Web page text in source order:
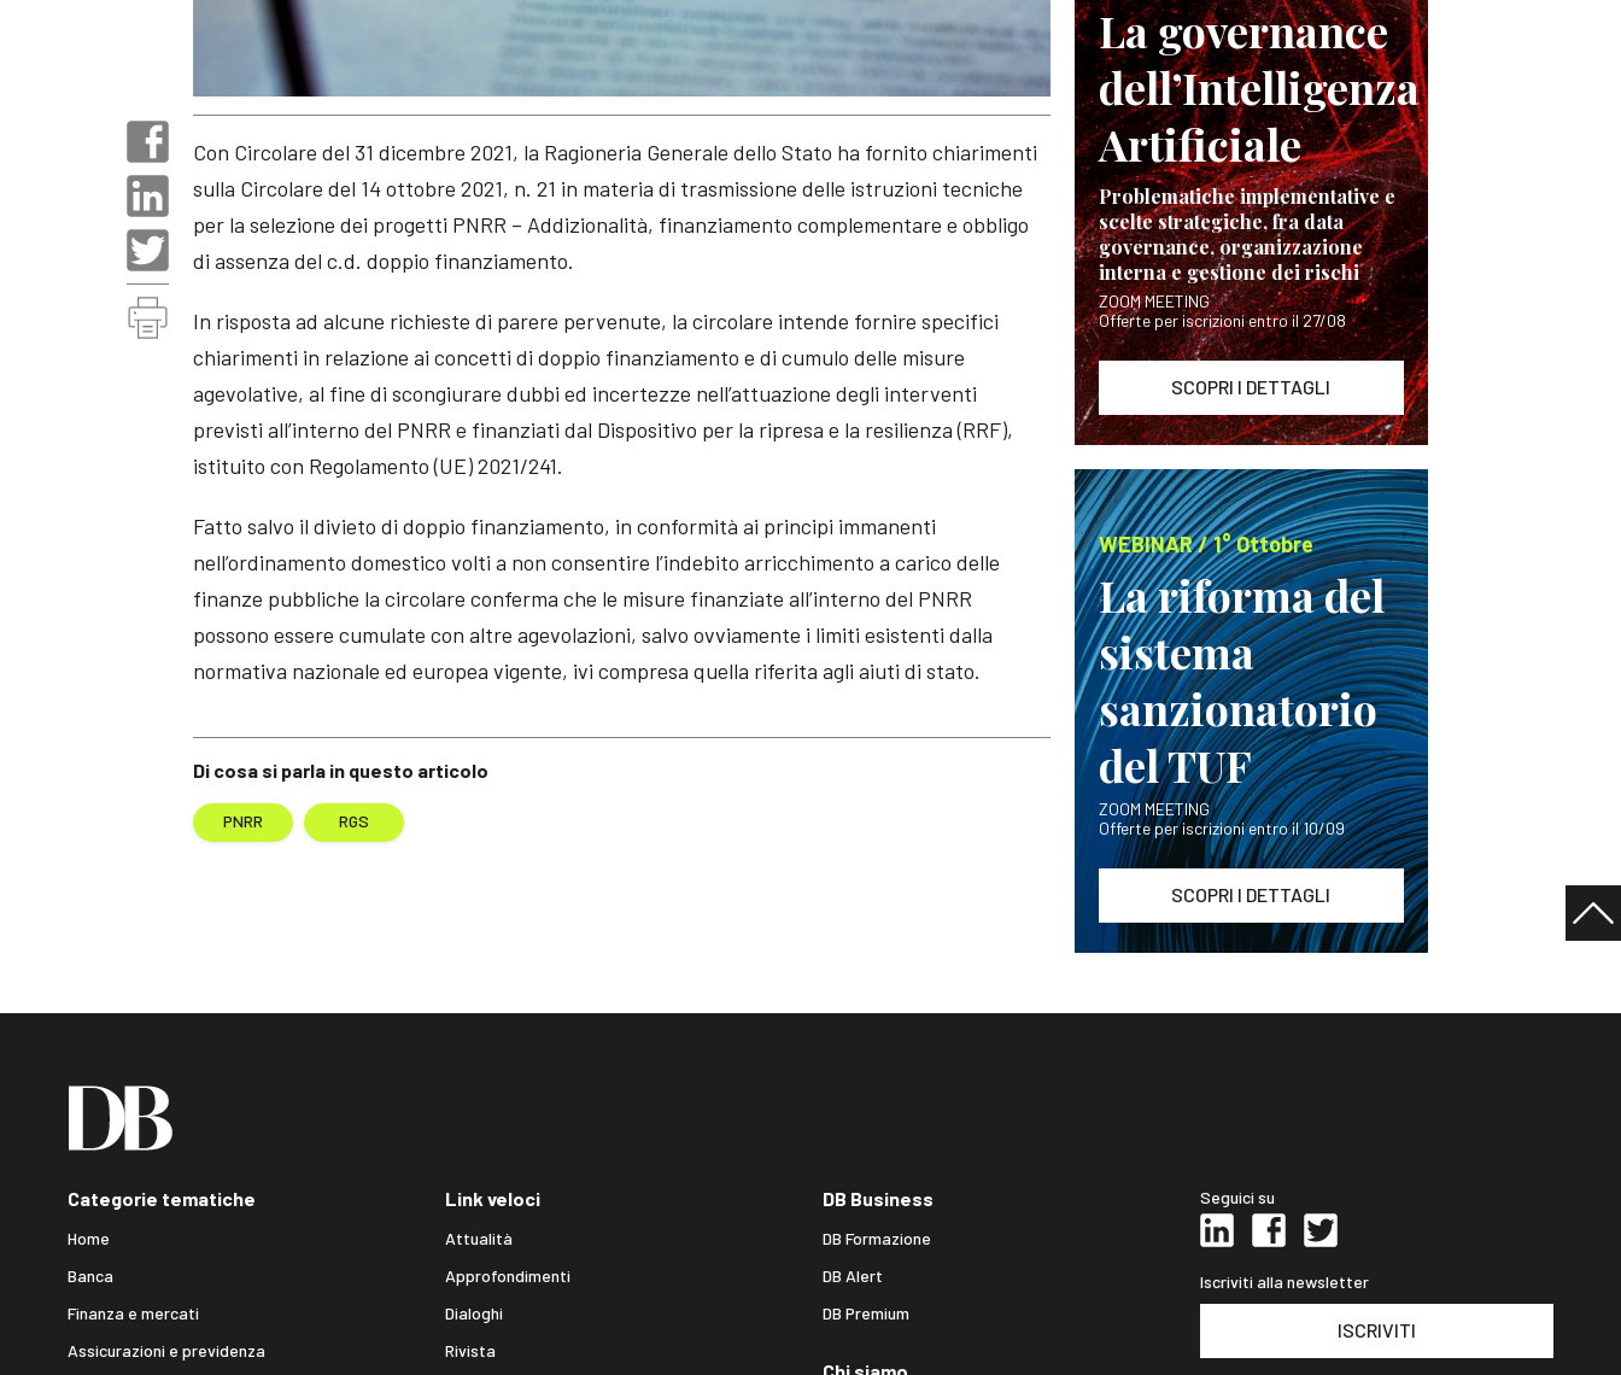
Di cosa si parla in questo articolo
PNRR RGS
Con Circolare del 31 dicembre 2021, la Ragioneria Generale dello Stato ha fornito chiarimenti
sulla Circolare del 14 ottobre 2021, n. 21 in materia di trasmissione delle istruzioni tecniche
per la selezione dei progetti PNRR – Addizionalità, finanziamento complementare e obbligo
di assenza del c.d. doppio finanziamento.
In risposta ad alcune richieste di parere pervenute, la circolare intende fornire specifici
chiarimenti in relazione ai concetti di doppio finanziamento e di cumulo delle misure
agevolative, al fine di scongiurare dubbi ed incertezze nell’attuazione degli interventi
previsti all’interno del PNRR e finanziati dal Dispositivo per la ripresa e la resilienza (RRF),
istituito con Regolamento (UE) 2021/241.
Fatto salvo il divieto di doppio finanziamento, in conformità ai principi immanenti
nell’ordinamento domestico volti a non consentire l’indebito arricchimento a carico delle
finanze pubbliche la circolare conferma che le misure finanziate all’interno del PNRR
possono essere cumulate con altre agevolazioni, salvo ovviamente i limiti esistenti dalla
normativa nazionale ed europea vigente, ivi compresa quella riferita agli aiuti di stato.
La governance
dell’Intelligenza
Artificiale
Problematiche implementative e
scelte strategiche, fra data
governance, organizzazione
interna e gestione dei rischi
ZOOM MEETING
Offerte per iscrizioni entro il 27/08
SCOPRI I DETTAGLI
WEBINAR / 1° Ottobre
La riforma del
sistema
sanzionatorio
del TUF
ZOOM MEETING
Offerte per iscrizioni entro il 10/09
SCOPRI I DETTAGLI
Categorie tematiche
Home
Banca
Finanza e mercati
Assicurazioni e previdenza
Link veloci
Attualità
Approfondimenti
Dialoghi
Rivista
DB Business
DB Formazione
DB Alert
DB Premium
Seguici su
Iscriviti alla newsletter
ISCRIVITI